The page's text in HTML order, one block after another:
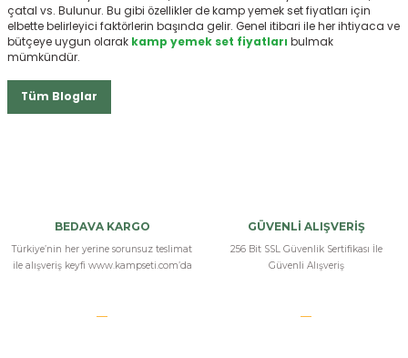
çatal vs. Bulunur. Bu gibi özellikler de kamp yemek set fiyatları için
elbette belirleyici faktörlerin başında gelir. Genel itibari ile her ihtiyaca ve
bütçeye uygun olarak kamp yemek set fiyatları bulmak
mümkündür.
Tüm Bloglar
BEDAVA KARGO
Türkiye’nin her yerine sorunsuz teslimat
ile alışveriş keyfi www.kampseti.com’da
GÜVENLİ ALIŞVERİŞ
256 Bit SSL Güvenlik Sertifikası İle
Güvenli Alışveriş